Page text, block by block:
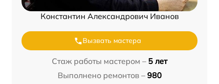
Константин Александрович Иванов
Вызвать мастера
Стаж работы мастером – 5 лет
Выполнено ремонтов – 980